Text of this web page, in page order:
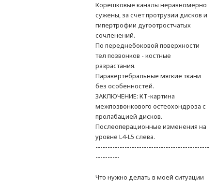
Корешковые каналы неравномерно
сужены, за счет протрузии дисков и
гипертрофии дугоотростчатых
сочленений.
По переднебоковой поверхности
тел позвонков - костные
разрастания.
Паравертебральные мягкие ткани
без особенностей.
ЗАКЛЮЧЕНИЕ: КТ-картина
межпозвонкового остеохондроза с
пролабацией дисков.
Послеоперационные изменения на
уровне L4-L5 слева.
-----------------------------------------------
----------
Что нужно делать в моей ситуации